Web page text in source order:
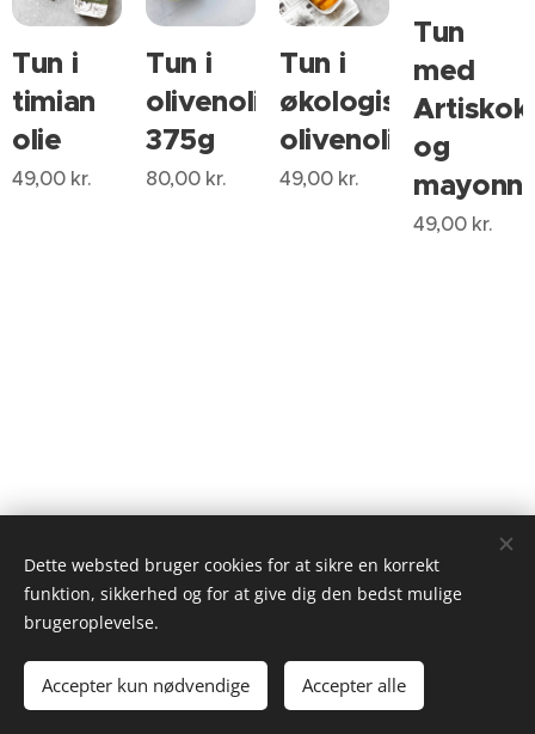
Tun i
timian
olie
49,00kr.
Tun i
olivenolie
375g
80,00kr.
Tun i
økologisk
olivenolie
49,00kr.
Tun
med
Artiskok
og
49,00kr.
JS Food & Wine 2025
Cookies
Dette websted bruger cookies for at sikre en korrekt
funktion, sikkerhed og for at give dig den bedst mulige
brugeroplevelse.
Accepter kun nødvendige Accepter alle